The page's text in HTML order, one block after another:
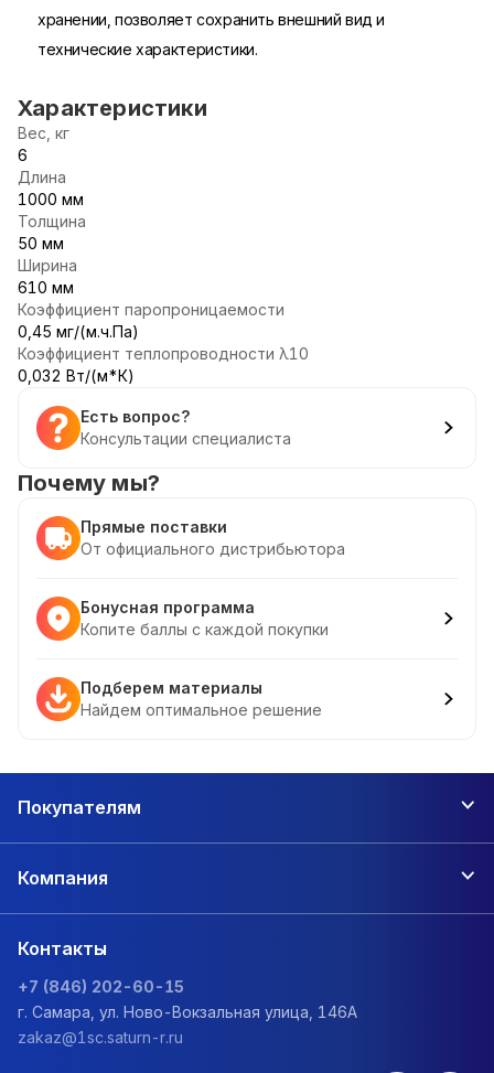
хранении, позволяет сохранить внешний вид и
технические характеристики.
Характеристики
Вес, кг
6
Длина
1000 мм
Толщина
50 мм
Ширина
610 мм
Коэффициент паропроницаемости
0,45 мг/(м.ч.Па)
Коэффициент теплопроводности λ10
0,032 Вт/(м*К)
Есть вопрос?
Консультации специалиста
Почему мы?
Прямые поставки
От официального дистрибьютора
Бонусная программа
Копите баллы с каждой покупки
Подберем материалы
Найдем оптимальное решение
Покупателям
Компания
Контакты
+7 (846) 202-60-15
г. Самара, ул. Ново-Вокзальная улица, 146А
zakaz@1sc.saturn-r.ru